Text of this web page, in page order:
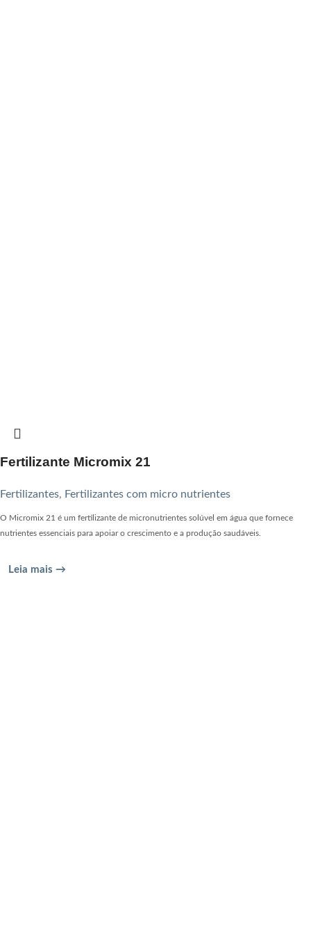
Fertilizante Micromix 21
Fertilizantes, Fertilizantes com micro nutrientes
O Micromix 21 é um fertilizante de micronutrientes solúvel em água que fornece
nutrientes essenciais para apoiar o crescimento e a produção saudáveis.
Leia mais →